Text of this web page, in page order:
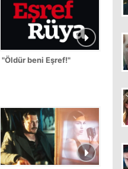
"Öldür beni Eşref!"